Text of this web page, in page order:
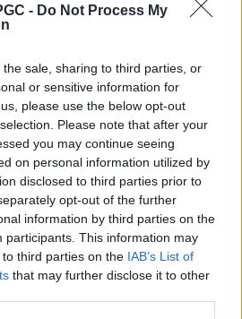
- Do Not Process My
sale, sharing to third parties, or
or sensitive information for
please use the below opt-out
Please note that after your
you may continue seeing
on personal information utilized by
disclosed to third parties prior to
opt-out of the further
information by third parties on the
participants. This information may
third parties on the IAB’s List of
that may further disclose it to other
de Traductores e
de ciento cincuenta y siete
propuesta de modificación
de Gasto 02601
Internacionales por un
mil pesetas (130.000 ptas).
propuesta de modificación
de Gasto 140
de Traductores e
de setecientas treinta y
dos pesetas (739.202 ptas).